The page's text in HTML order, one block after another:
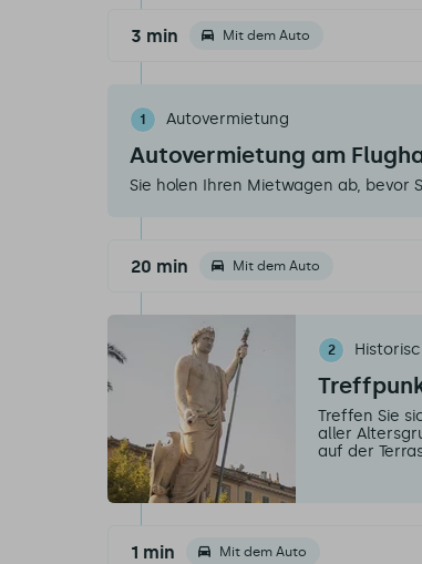
3 min Mit dem Auto
1 Autovermietung
Autovermietung am
Sie holen Ihren Mietwagen ab, bevor
20 min Mit dem Auto
2
Treffen Sie
aller
auf der
1 min Mit dem Auto